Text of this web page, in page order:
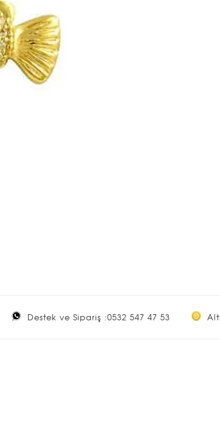
Destek ve Sipariş :0532 547 47 53